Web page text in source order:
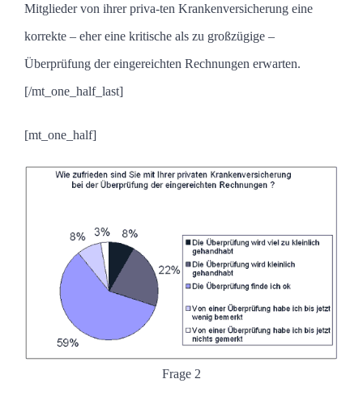
Mitglieder von ihrer priva-ten Krankenversicherung eine
korrekte – eher eine kritische als zu großzügige –
Überprüfung der eingereichten Rechnungen erwarten.
[/mt_one_half_last]
[mt_one_half]
Frage 2